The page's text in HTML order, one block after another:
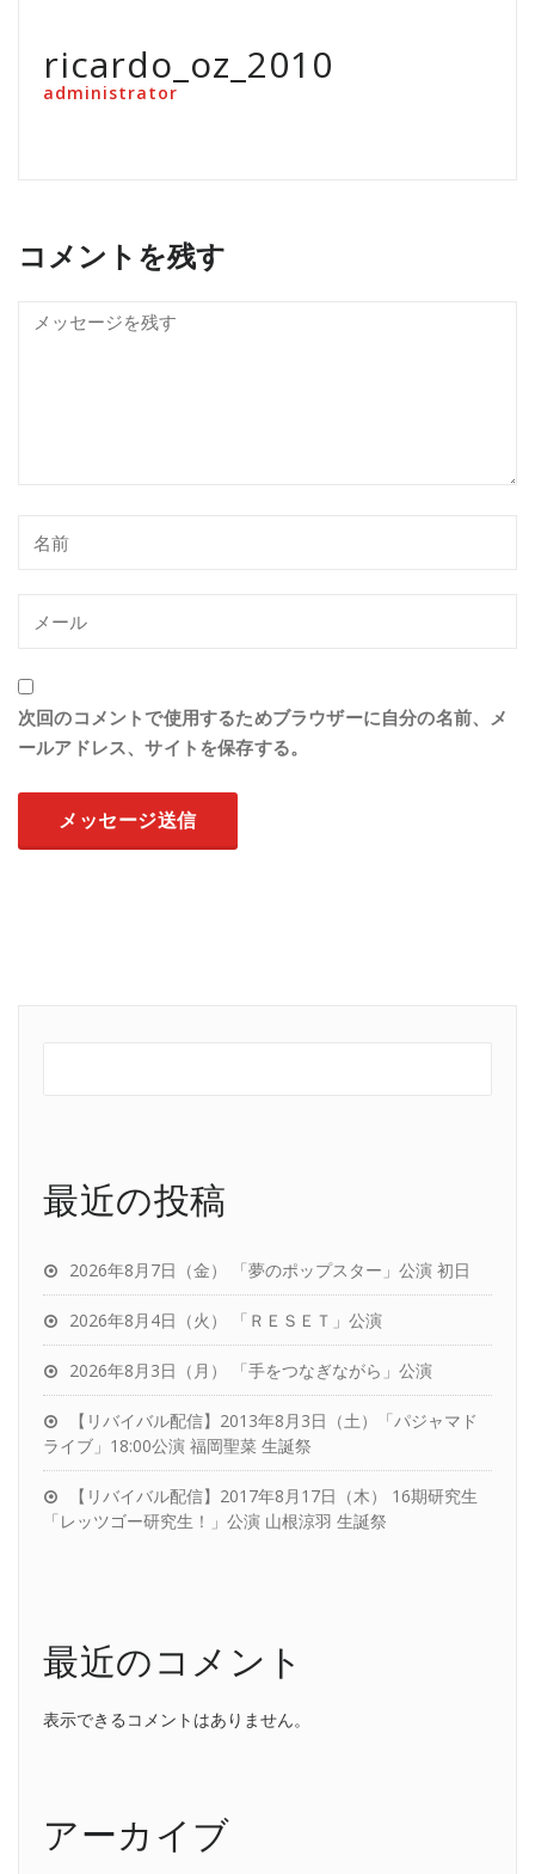
ricardo_oz_2010
administrator
コメントを残す
次回のコメントで使用するためブラウザーに自分の名前、メ
ールアドレス、サイトを保存する。
最近の投稿
2026年8月7日（金） 「夢のポップスター」公演 初日
2026年8月4日（火） 「ＲＥＳＥＴ」公演
2026年8月3日（月） 「手をつなぎながら」公演
【リバイバル配信】2013年8月3日（土）「パジャマド
ライブ」18:00公演 福岡聖菜 生誕祭
【リバイバル配信】2017年8月17日（木） 16期研究生
「レッツゴー研究生！」公演 山根涼羽 生誕祭
最近のコメント
表示できるコメントはありません。
アーカイブ